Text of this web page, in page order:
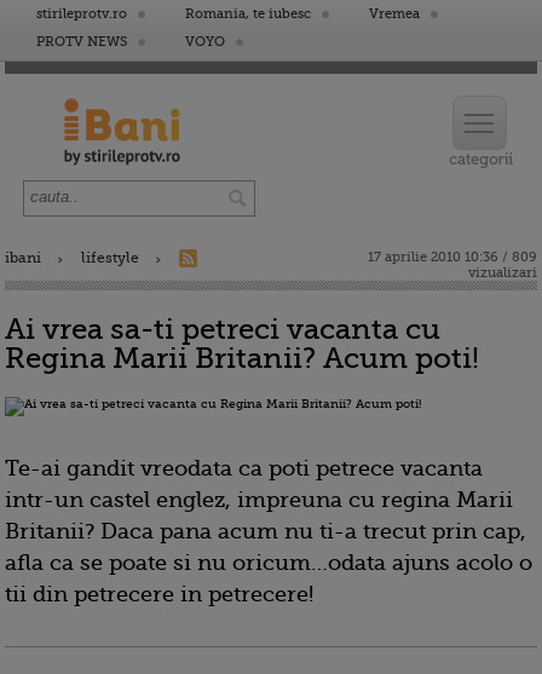
stirileprotv.ro Romania, te iubesc
Vremea
PROTV NEWS
VOYO
ibani lifestyle
17 aprilie 2010 10:36 / 809
vizualizari
Ai vrea sa-ti petreci vacanta cu
Regina Marii Britanii? Acum poti!
Te-ai gandit vreodata ca poti petrece vacanta
intr-un castel englez, impreuna cu regina Marii
Britanii? Daca pana acum nu ti-a trecut prin cap,
afla ca se poate si nu oricum…odata ajuns acolo o
tii din petrecere in petrecere!